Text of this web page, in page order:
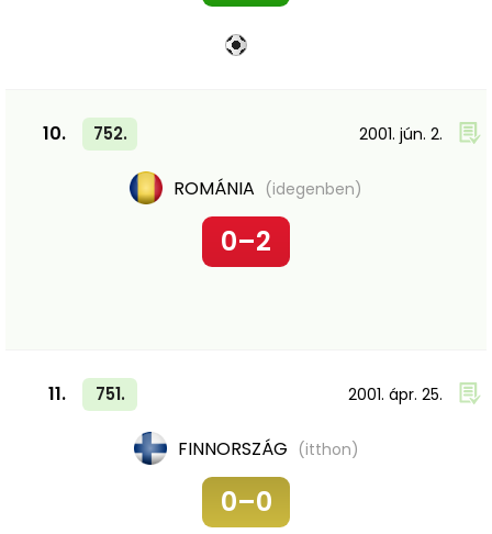
10. 752. 2001. jún. 2.
ROMÁNIA (idegenben)
0–2
11. 751. 2001. ápr. 25.
FINNORSZÁG (itthon)
0–0